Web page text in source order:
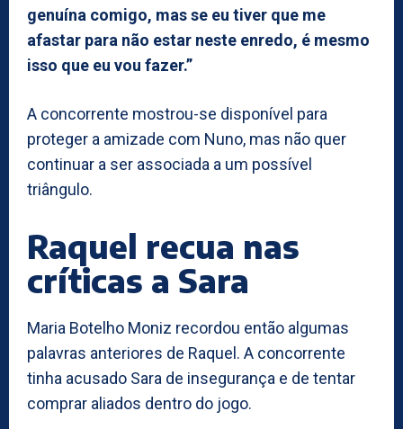
genuína comigo, mas se eu tiver que me
afastar para não estar neste enredo, é mesmo
isso que eu vou fazer.”
A concorrente mostrou-se disponível para
proteger a amizade com Nuno, mas não quer
continuar a ser associada a um possível
triângulo.
Raquel recua nas
críticas a Sara
Maria Botelho Moniz recordou então algumas
palavras anteriores de Raquel. A concorrente
tinha acusado Sara de insegurança e de tentar
comprar aliados dentro do jogo.